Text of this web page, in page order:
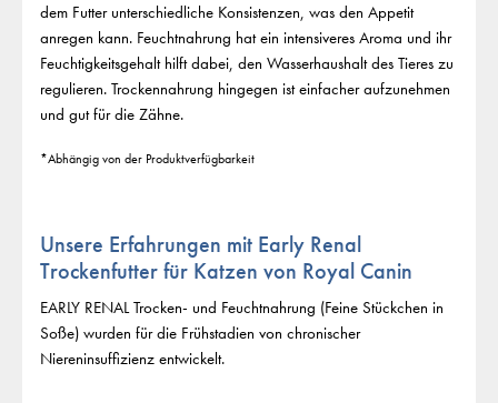
dem Futter unterschiedliche Konsistenzen, was den Appetit
anregen kann. Feuchtnahrung hat ein intensiveres Aroma und ihr
Feuchtigkeitsgehalt hilft dabei, den Wasserhaushalt des Tieres zu
regulieren. Trockennahrung hingegen ist einfacher aufzunehmen
und gut für die Zähne.
*Abhängig von der Produktverfügbarkeit
Unsere Erfahrungen mit Early Renal
Trockenfutter für Katzen von Royal Canin
EARLY RENAL Trocken- und Feuchtnahrung (Feine Stückchen in
Soße) wurden für die Frühstadien von chronischer
Niereninsuffizienz entwickelt.